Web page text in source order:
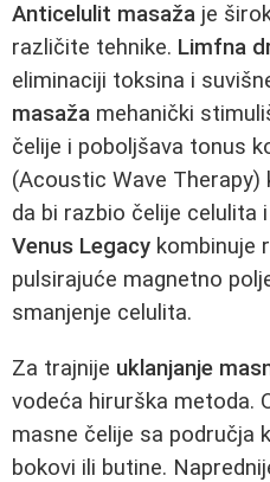
Anticelulit masaža je
različite tehnike. Limfna
eliminaciji toksina i
masaža mehanički
čelije i poboljšava tonus
(Acoustic Wave
da bi razbio čelije celulita
Venus Legacy kombinuje
pulsirajuće magnetno
smanjenje celulita.
Za trajnije uklanjanje
vodeća hirurška metoda.
masne čelije sa područja
bokovi ili butine.